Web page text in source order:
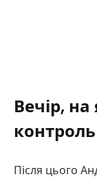
Вечір,
контроль
Після цього